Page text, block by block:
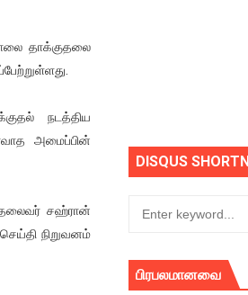
அன்புரிமையோடு
பகிரங்க கேள்வி
தாக்குதலை
நடத்திய
அமைப்பின்
சஹ்ரான்
நிறுவனம்
DISQUS
பிரபலமானவை